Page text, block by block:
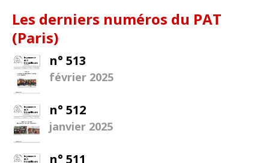
Les derniers numéros du PAT
(Paris)
n° 513
février 2025
n° 512
janvier 2025
n° 511